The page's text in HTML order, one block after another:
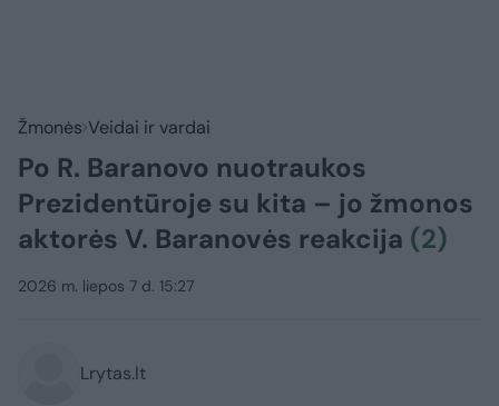
Žmonės Veidai ir vardai
Po R. Baranovo nuotraukos
Prezidentūroje su kita – jo žmonos
aktorės V. Baranovės reakcija (2)
2026 m. liepos 7 d. 15:27
Lrytas.lt